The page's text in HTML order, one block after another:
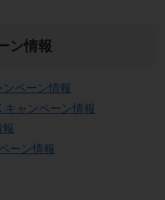
ン情報
ンペーン情報
キャンペーン情報
ーン情報